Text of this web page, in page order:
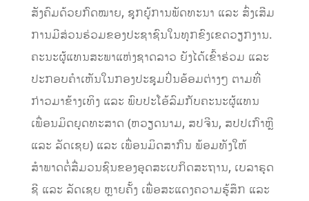
ສັງຄົມດ້ວຍກົດໝາຍ, ຊຸກຍູ້ການພັດທະນາ ແລະ ສົ່ງເສີມ
ການມີສ່ວນຮ່ວມຂອງປະຊາຊົນໃນທຸກຂົງເຂດວຽກງານ.
ຄະນະຜູ້ແທນສະພາແຫ່ງຊາດລາວ ຍັງໄດ້ເຂົ້າຮ່ວມ ແລະ
ປະກອບຄຳເຫັນໃນກອງປະຊຸມປິ່ນອ້ອມຕ່າງໆ ຕາມທີ່
ກ່າວມາຂ້າງເທິງ ແລະ ພົບປະໂອ້ລົມກັບຄະນະຜູ້ແທນ
ເພື່ອນມິດຍຸດທະສາດ (ຫວຽດນາມ, ສປຈີນ, ສປປເກົາຫຼີ
ແລະ ລັດເຊຍ) ແລະ ເພື່ອນມິດສາກົນ ພ້ອມທັງໃຫ້
ສຳພາດຕໍ່ສື່ມວນຊົນຂອງອຸດສະເບກິດສະຖານ, ເບລາຣຸດ
ຊີ ແລະ ລັດເຊຍ ຫຼາຍຄັ້ງ ເພື່ອສະແດງຄວາມຮູ້ສຶກ ແລະ